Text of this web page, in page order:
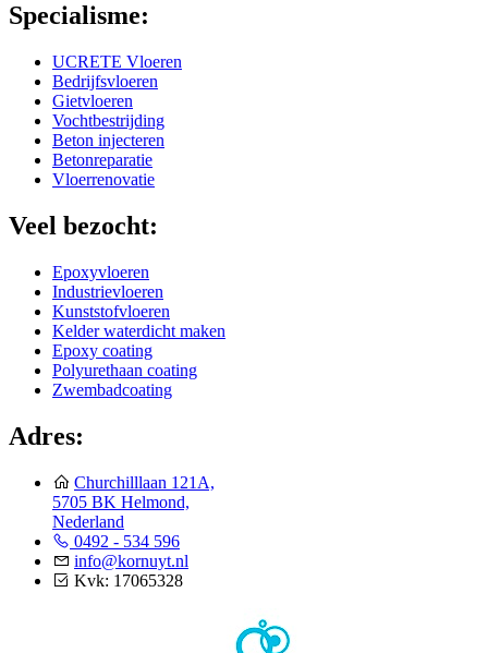
Specialisme:
UCRETE Vloeren
Bedrijfsvloeren
Gietvloeren
Vochtbestrijding
Beton injecteren
Betonreparatie
Vloerrenovatie
Veel bezocht:
Epoxyvloeren
Industrievloeren
Kunststofvloeren
Kelder waterdicht maken
Epoxy coating
Polyurethaan coating
Zwembadcoating
Adres:
Churchilllaan 121A,
5705 BK Helmond,
Nederland
0492 - 534 596
info@kornuyt.nl
Kvk: 17065328